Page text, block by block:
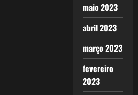
maio 2023
abril 2023
março 2023
fevereiro
2023